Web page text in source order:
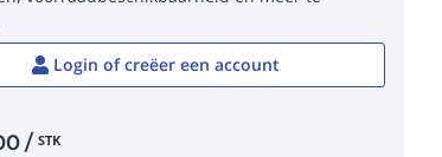
Login of creëer een account
/ STK